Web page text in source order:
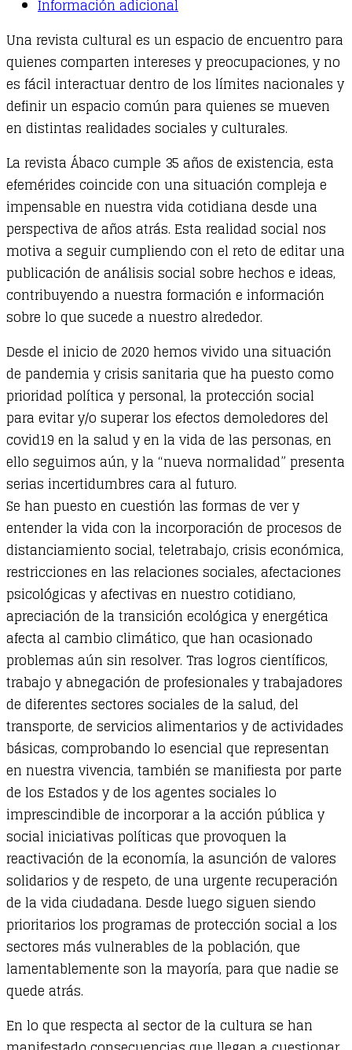
psicosociales
de
la
pandemia
quantity
Información adicional
Una revista cultural es un espacio de encuentro para
quienes comparten intereses y preocupaciones, y no
es fácil interactuar dentro de los límites nacionales y
definir un espacio común para quienes se mueven
en distintas realidades sociales y culturales.
La revista Ábaco cumple 35 años de existencia, esta
efemérides coincide con una situación compleja e
impensable en nuestra vida cotidiana desde una
perspectiva de años atrás. Esta realidad social nos
motiva a seguir cumpliendo con el reto de editar una
publicación de análisis social sobre hechos e ideas,
contribuyendo a nuestra formación e información
sobre lo que sucede a nuestro alrededor.
Desde el inicio de 2020 hemos vivido una situación
de pandemia y crisis sanitaria que ha puesto como
prioridad política y personal, la protección social
para evitar y/o superar los efectos demoledores del
covid19 en la salud y en la vida de las personas, en
ello seguimos aún, y la “nueva normalidad” presenta
serias incertidumbres cara al futuro.
Se han puesto en cuestión las formas de ver y
entender la vida con la incorporación de procesos de
distanciamiento social, teletrabajo, crisis económica,
restricciones en las relaciones sociales, afectaciones
psicológicas y afectivas en nuestro cotidiano,
apreciación de la transición ecológica y energética
afecta al cambio climático, que han ocasionado
problemas aún sin resolver. Tras logros científicos,
trabajo y abnegación de profesionales y trabajadores
de diferentes sectores sociales de la salud, del
transporte, de servicios alimentarios y de actividades
básicas, comprobando lo esencial que representan
en nuestra vivencia, también se manifiesta por parte
de los Estados y de los agentes sociales lo
imprescindible de incorporar a la acción pública y
social iniciativas políticas que provoquen la
reactivación de la economía, la asunción de valores
solidarios y de respeto, de una urgente recuperación
de la vida ciudadana. Desde luego siguen siendo
prioritarios los programas de protección social a los
sectores más vulnerables de la población, que
lamentablemente son la mayoría, para que nadie se
quede atrás.
En lo que respecta al sector de la cultura se han